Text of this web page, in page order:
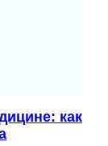
как